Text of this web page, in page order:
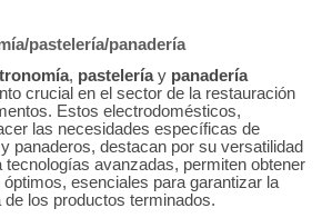
pastelería/panadería
, pasteleríay panadería
crucial en el sector de la restauración
Estos electrodomésticos,
las necesidades específicas de
panaderos, destacan por su versatilidad
avanzadas, permiten obtener
esenciales para garantizar la
los productos terminados.